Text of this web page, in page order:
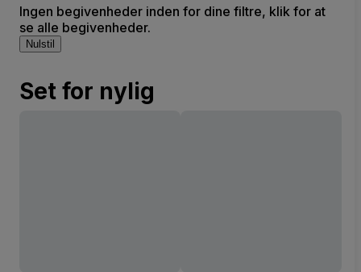
Ingen begivenheder inden for dine filtre, klik for at
se alle begivenheder.
Nulstil
Set for nylig